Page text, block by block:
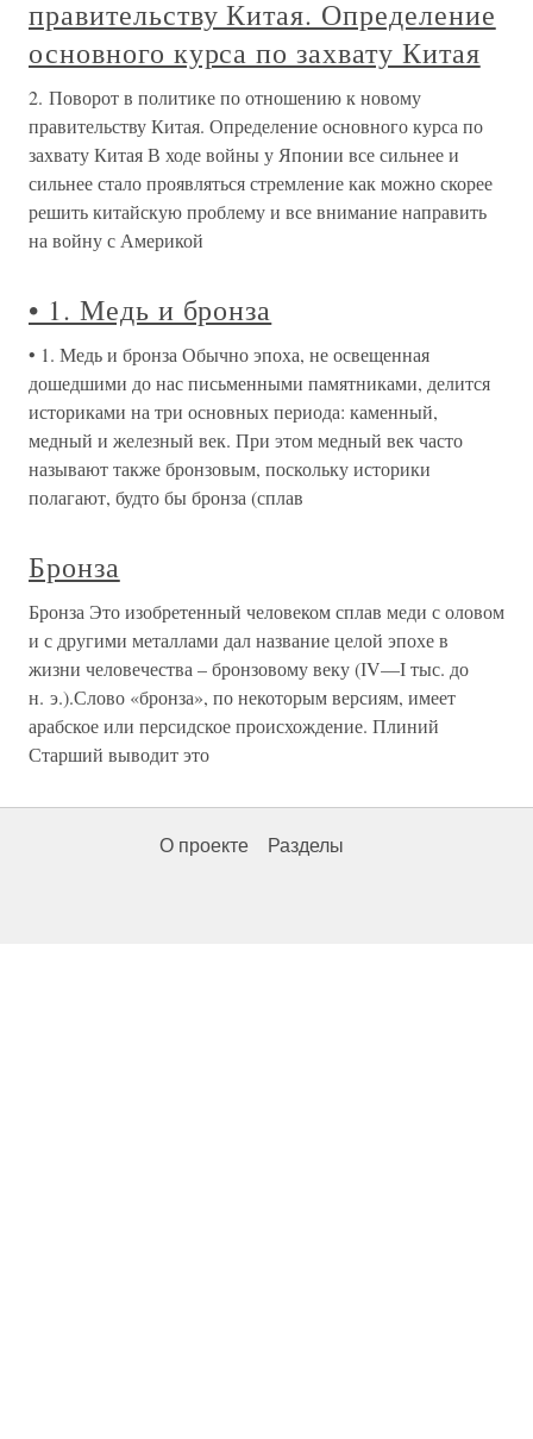
правительству Китая. Определение
основного курса по захвату Китая
2. Поворот в политике по отношению к новому
правительству Китая. Определение основного курса по
захвату Китая В ходе войны у Японии все сильнее и
сильнее стало проявляться стремление как можно скорее
решить китайскую проблему и все внимание направить
на войну с Америкой
• 1. Медь и бронза
• 1. Медь и бронза Обычно эпоха, не освещенная
дошедшими до нас письменными памятниками, делится
историками на три основных периода: каменный,
медный и железный век. При этом медный век часто
называют также бронзовым, поскольку историки
полагают, будто бы бронза (сплав
Бронза
Бронза Это изобретенный человеком сплав меди с оловом
и с другими металлами дал название целой эпохе в
жизни человечества – бронзовому веку (ІV—І тыс. до
н. э.).Слово «бронза», по некоторым версиям, имеет
арабское или персидское происхождение. Плиний
Старший выводит это
О проекте Разделы